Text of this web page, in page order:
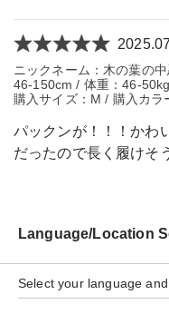
ニックネーム：木の葉の
46-150cm / 体重：46-
購入サイズ：M / 購入カ
パックンが！！！か
だったので長く履けそ
Language/Location
Select your language